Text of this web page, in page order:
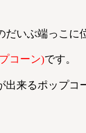
いぶ端っこに
コーン)です。
出来るポップ